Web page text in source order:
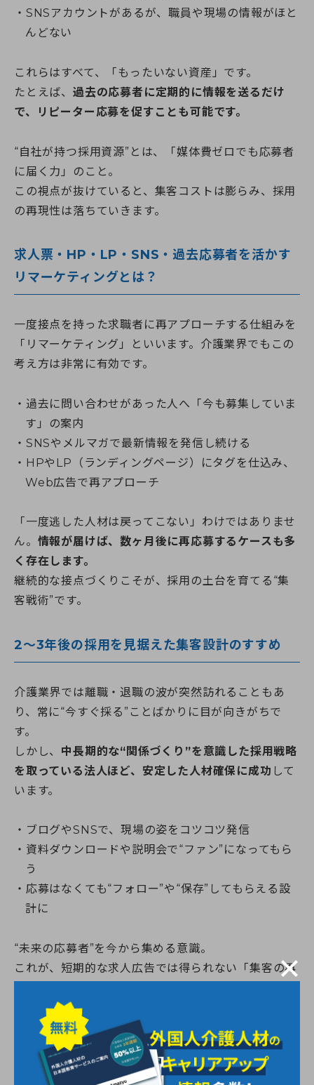
SNSアカウントがあるが、職員や現場の情報がほと
んどない
これらはすべて、「もったいない資産」です。
たとえば、 過去の応募者に定期的に情報を送るだけ
で、リピーター応募を促すことも可能です。
“自社が持つ採用資源”とは、「媒体費ゼロでも応募者
に届く力」のこと。
この視点が抜けていると、集客コストは膨らみ、採用
の再現性は落ちていきます。
求人票・HP・LP・SNS・過去応募者を活かす
リマーケティングとは？
一度接点を持った求職者に再アプローチする仕組みを
「リマーケティング」といいます。介護業界でもこの
考え方は非常に有効です。
過去に問い合わせがあった人へ「今も募集していま
す」の案内
SNSやメルマガで最新情報を発信し続ける
HPやLP（ランディングページ）にタグを仕込み、
Web広告で再アプローチ
「一度逃した人材は戻ってこない」わけではありませ
ん。 情報が届けば、数ヶ月後に再応募するケースも多
く存在します。
継続的な接点づくりこそが、採用の土台を育てる“集
客戦術”です。
2〜3年後の採用を見据えた集客設計のすすめ
介護業界では離職・退職の波が突然訪れることもあ
り、常に“今すぐ採る”ことばかりに目が向きがちで
す。
しかし、 中長期的な“関係づくり”を意識した採用戦略
を取っている法人ほど、安定した人材確保に成功 して
います。
ブログやSNSで、現場の姿をコツコツ発信
資料ダウンロードや説明会で“ファン”になってもら
う
応募はなくても“フォロー”や“保存”してもらえる設
計に
“未来の応募者”を今から集める意識。
これが、短期的な求人広告では得られない「集客の再
介護士の採用では「求める人物像」を明
確にすることが第一歩